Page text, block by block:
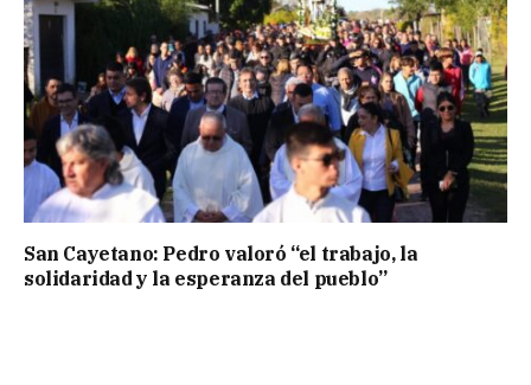
San Cayetano: Pedro valoró “el trabajo, la
solidaridad y la esperanza del pueblo”